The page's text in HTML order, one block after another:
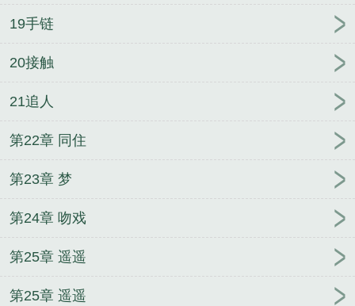
19手链
20接触
21追人
第22章 同住
第23章 梦
第24章 吻戏
第25章 遥遥
第25章 遥遥